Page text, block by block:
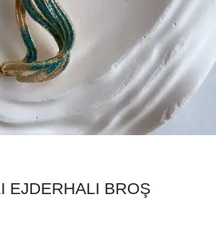
EJDERHALI BROŞ